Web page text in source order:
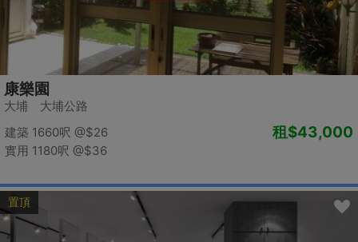
康樂園
大埔 大埔公路
建築 1660呎 @$26
實用 1180呎 @$36
租$43,000
置頂